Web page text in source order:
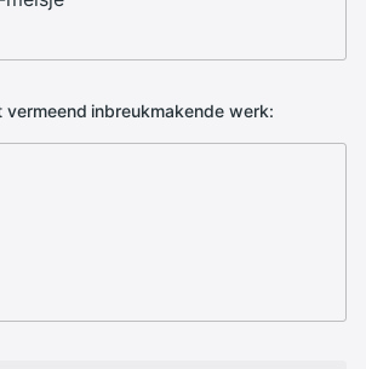
vermeend inbreukmakende werk: